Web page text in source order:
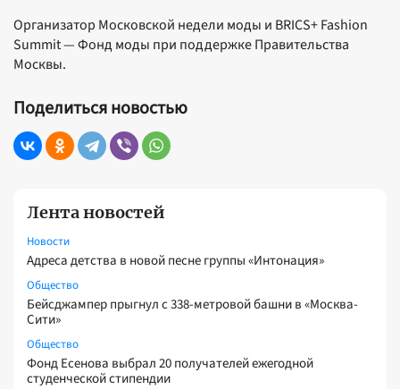
Лента новостей
Новости
Адреса детства в новой песне группы «Интонация»
Общество
Бейсджампер прыгнул с 338-метровой башни в «Москва-
Сити»
Общество
Фонд Есенова выбрал 20 получателей ежегодной
студенческой стипендии
Организатор Московской недели моды и BRICS+ Fashion
Summit — Фонд моды при поддержке Правительства
Москвы.
Поделиться новостью